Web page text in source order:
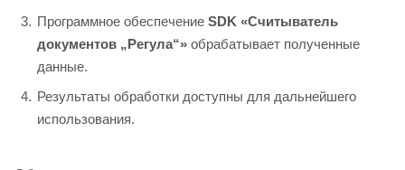
Программное обеспечение SDK «Считыватель
документов „Регула“» обрабатывает полученные
данные.
Результаты обработки доступны для дальнейшего
использования.